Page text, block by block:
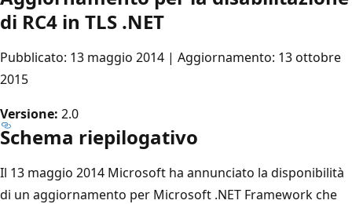
di RC4 in TLS .NET
Pubblicato: 13 maggio 2014 | Aggiornamento: 13 ottobre
2015
Versione: 2.0
Schema riepilogativo
Il 13 maggio 2014 Microsoft ha annunciato la disponibilità
di un aggiornamento per Microsoft .NET Framework che